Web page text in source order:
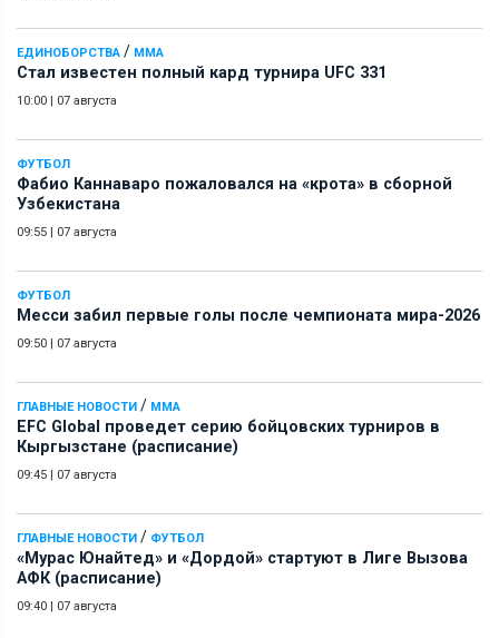
ЕДИНОБОРСТВА / ММА
Стал известен полный кард турнира UFC 331
10:00 | 07 августа
ФУТБОЛ
Фабио Каннаваро пожаловался на «крота» в сборной
Узбекистана
09:55 | 07 августа
ФУТБОЛ
Месси забил первые голы после чемпионата мира-2026
09:50 | 07 августа
ГЛАВНЫЕ НОВОСТИ / ММА
EFC Global проведет серию бойцовских турниров в
Кыргызстане (расписание)
09:45 | 07 августа
ГЛАВНЫЕ НОВОСТИ / ФУТБОЛ
«Мурас Юнайтед» и «Дордой» стартуют в Лиге Вызова
АФК (расписание)
09:40 | 07 августа